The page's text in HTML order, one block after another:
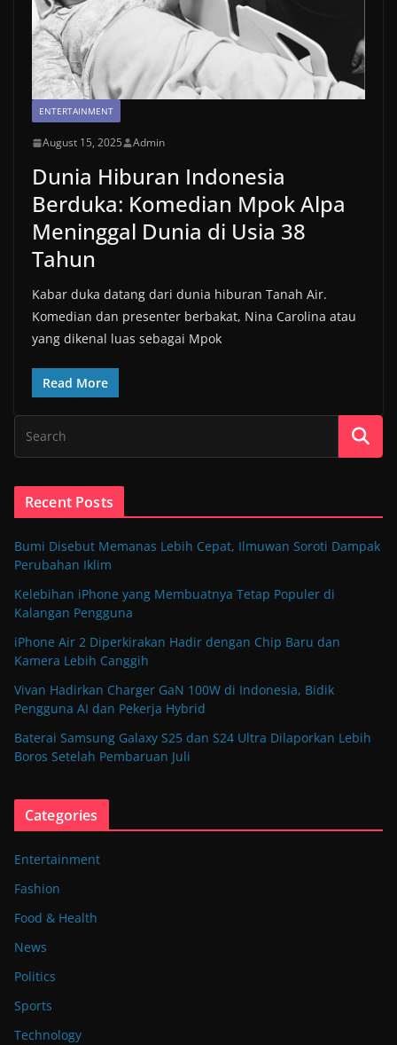
ENTERTAINMENT
August 15, 2025 Admin
Dunia Hiburan Indonesia
Berduka: Komedian Mpok Alpa
Meninggal Dunia di Usia 38
Tahun
Kabar duka datang dari dunia hiburan Tanah Air.
Komedian dan presenter berbakat, Nina Carolina atau
yang dikenal luas sebagai Mpok
Read More
Recent Posts
Bumi Disebut Memanas Lebih Cepat, Ilmuwan Soroti Dampak
Perubahan Iklim
Kelebihan iPhone yang Membuatnya Tetap Populer di
Kalangan Pengguna
iPhone Air 2 Diperkirakan Hadir dengan Chip Baru dan
Kamera Lebih Canggih
Vivan Hadirkan Charger GaN 100W di Indonesia, Bidik
Pengguna AI dan Pekerja Hybrid
Baterai Samsung Galaxy S25 dan S24 Ultra Dilaporkan Lebih
Boros Setelah Pembaruan Juli
Categories
Entertainment
Fashion
Food & Health
News
Politics
Sports
Technology